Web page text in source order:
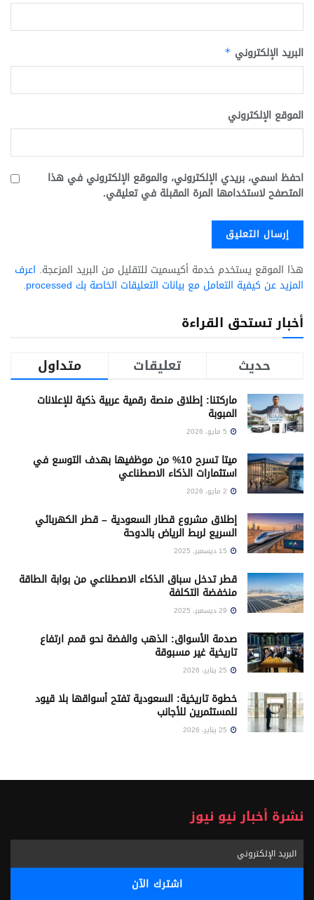
البريد الإلكتروني *
الموقع الإلكتروني
احفظ اسمي، بريدي الإلكتروني، والموقع الإلكتروني في هذا
المتصفح لاستخدامها المرة المقبلة في تعليقي.
هذا الموقع يستخدم خدمة أكيسميت للتقليل من البريد المزعجة. اعرف
المزيد عن كيفية التعامل مع بيانات التعليقات الخاصة بك processed
.
أخبار تستحق القراءة
متداول
تعليقات حديث
ماركتنا: إطلاق منصة رقمية عربية ذكية للإعلانات
المبوبة
ميتا تسرح 10% من موظفيها بهدف التوسع في
استثمارات الذكاء الاصطناعي
إطلاق مشروع قطار السعودية – قطر الكهربائي
السريع لربط الرياض بالدوحة
قطر تدخل سباق الذكاء الاصطناعي من بوابة الطاقة
منخفضة التكلفة
صدمة الأسواق: الذهب والفضة نحو قمم ارتفاع
تاريخية غير مسبوقة
خطوة تاريخية: السعودية تفتح أسواقها بلا قيود
للمستثمرين للأجانب
نشرة أخبار نيو نيوز